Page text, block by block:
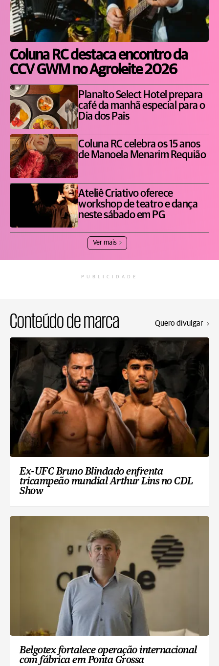
Coluna RC destaca encontro da
CCV GWM no Agroleite 2026
Planalto Select Hotel prepara
café da manhã especial para o
Dia dos Pais
Coluna RC celebra os 15 anos
de Manoela Menarim Requião
Ateliê Criativo oferece
workshop de teatro e dança
neste sábado em PG
Ver mais
PUBLICIDADE
Conteúdo de marca Quero divulgar
Ex-UFC Bruno Blindado enfrenta
tricampeão mundial Arthur Lins no CDL
Show
Belgotex fortalece operação internacional
com fábrica em Ponta Grossa